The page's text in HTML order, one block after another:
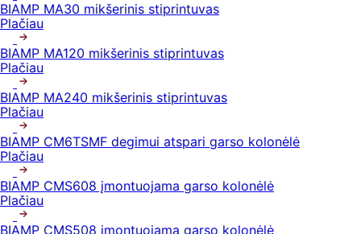
BIAMP MA30 mikšerinis stiprintuvas
Plačiau
BIAMP MA120 mikšerinis stiprintuvas
Plačiau
BIAMP MA240 mikšerinis stiprintuvas
Plačiau
BIAMP CM6TSMF degimui atspari garso kolonėlė
Plačiau
BIAMP CMS608 įmontuojama garso kolonėlė
Plačiau
BIAMP CMS508 įmontuojama garso kolonėlė